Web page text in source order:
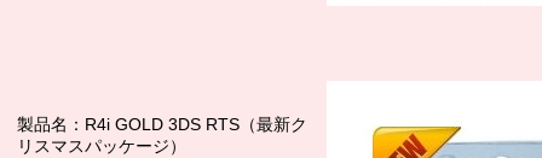
製品名：R4i GOLD 3DS RTS（最新ク
リスマスパッケージ）